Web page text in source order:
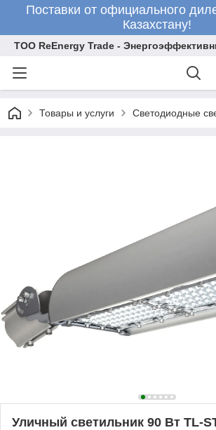
Поставки от официального
Казахстану!
ТОО ReEnergy Trade -
Товары и услуги Светодиодные
Уличный светильник 90 Вт TL-